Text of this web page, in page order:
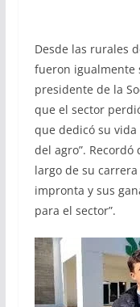
Desde las rurales
fueron igualmente
presidente de la
que el sector
que dedicó su
del agro”.
largo de su
impronta y sus
para el sector”.